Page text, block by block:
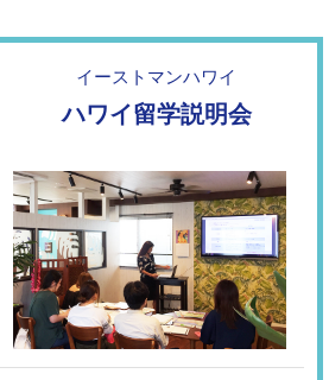
イーストマンハワイ
ハワイ留学説明会